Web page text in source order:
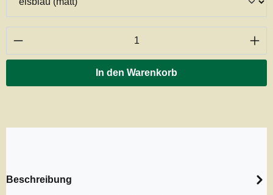
Produkt Anzahl: Gib den gewünschten
In den Warenkorb
Beschreibung